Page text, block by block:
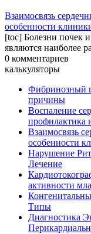
Взаимосвязь
особенности
[toc] Болезни почек
являются наиболее
0 комментариев
калькуляторы
Фибринозный
причины
Воспаление
профилактика
Взаимосвязь
особенности
Нарушение
Лечение
активности
Типы
Диагностика